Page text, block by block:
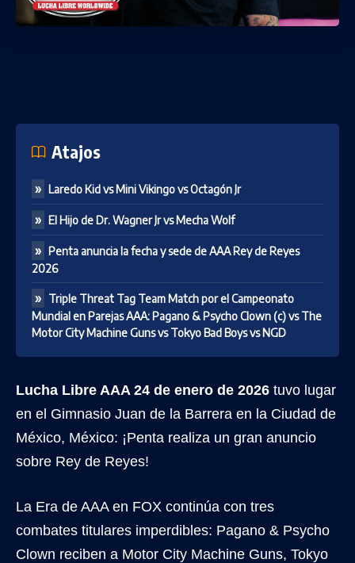
Atajos
Laredo Kid vs Mini Vikingo vs Octagón Jr
El Hijo de Dr. Wagner Jr vs Mecha Wolf
Penta anuncia la fecha y sede de AAA Rey de Reyes
2026
Triple Threat Tag Team Match por el Campeonato
Mundial en Parejas AAA: Pagano & Psycho Clown (c) vs The
Motor City Machine Guns vs Tokyo Bad Boys vs NGD
Lucha Libre AAA 24 de enero de 2026 tuvo lugar
en el Gimnasio Juan de la Barrera en la Ciudad de
México, México: ¡Penta realiza un gran anuncio
sobre Rey de Reyes!
La Era de AAA en FOX continúa con tres
combates titulares imperdibles: Pagano & Psycho
Clown reciben a Motor City Machine Guns, Tokyo